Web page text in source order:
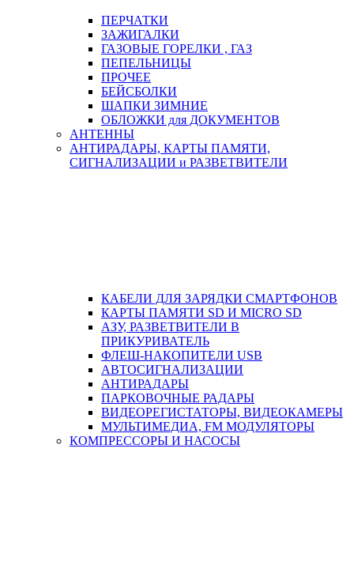
ПЕРЧАТКИ
ЗАЖИГАЛКИ
ГАЗОВЫЕ ГОРЕЛКИ , ГАЗ
ПЕПЕЛЬНИЦЫ
ПРОЧЕЕ
БЕЙСБОЛКИ
ШАПКИ ЗИМНИЕ
ОБЛОЖКИ для ДОКУМЕНТОВ
АНТЕННЫ
АНТИРАДАРЫ, КАРТЫ ПАМЯТИ,
СИГНАЛИЗАЦИИ и РАЗВЕТВИТЕЛИ
КАБЕЛИ ДЛЯ ЗАРЯДКИ СМАРТФОНОВ
КАРТЫ ПАМЯТИ SD И MICRO SD
АЗУ, РАЗВЕТВИТЕЛИ В
ПРИКУРИВАТЕЛЬ
ФЛЕШ-НАКОПИТЕЛИ USB
АВТОСИГНАЛИЗАЦИИ
АНТИРАДАРЫ
ПАРКОВОЧНЫЕ РАДАРЫ
ВИДЕОРЕГИСТАТОРЫ, ВИДЕОКАМЕРЫ
МУЛЬТИМЕДИА, FM МОДУЛЯТОРЫ
КОМПРЕССОРЫ И НАСОСЫ